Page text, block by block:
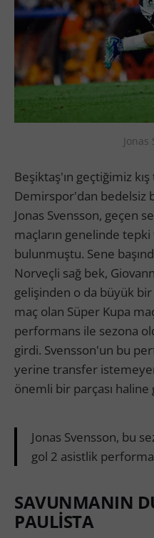
Jonas
Beşiktaş'ın geçtiğimiz
Demirspor'dan bedelsiz
Jonas Svensson, geçen
maçların genelinde
bulunmuştu. Sene
Norveçli sağ bek,
gelişinden o da büyük bir
maç olan Süper Kupa
performans ile sezona
girdi. Svensson'un bu
yerine transfer
önemli bir parçası haline
Jonas Svensson, bu
gol 2 asistlik
SAVUNMANIN
PAULİSTA